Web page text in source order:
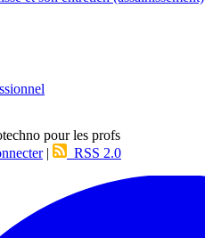
pour les profs
| RSS 2.0